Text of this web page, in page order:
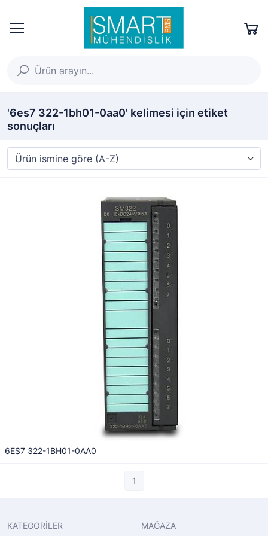
'6es7 322-1bh01-0aa0' kelimesi için etiket
sonuçları
6ES7 322-1BH01-0AA0
1
KATEGORİLER MAĞAZA